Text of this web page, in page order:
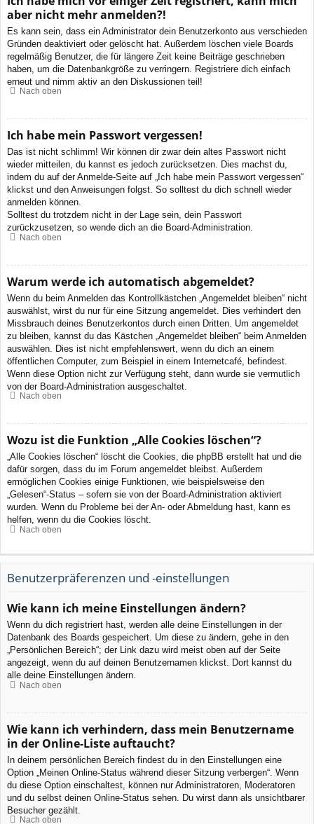
aber nicht mehr anmelden?!
Es kann sein, dass ein Administrator dein Benutzerkonto aus verschieden
Gründen deaktiviert oder gelöscht hat. Außerdem löschen viele Boards
regelmäßig Benutzer, die für längere Zeit keine Beiträge geschrieben
haben, um die Datenbankgröße zu verringern. Registriere dich einfach
erneut und nimm aktiv an den Diskussionen teil!
Nach oben
Ich habe mein Passwort vergessen!
Das ist nicht schlimm! Wir können dir zwar dein altes Passwort nicht
wieder mitteilen, du kannst es jedoch zurücksetzen. Dies machst du,
indem du auf der Anmelde-Seite auf „Ich habe mein Passwort vergessen“
klickst und den Anweisungen folgst. So solltest du dich schnell wieder
anmelden können.
Solltest du trotzdem nicht in der Lage sein, dein Passwort
zurückzusetzen, so wende dich an die Board-Administration.
Nach oben
Warum werde ich automatisch abgemeldet?
Wenn du beim Anmelden das Kontrollkästchen „Angemeldet bleiben“ nicht
auswählst, wirst du nur für eine Sitzung angemeldet. Dies verhindert den
Missbrauch deines Benutzerkontos durch einen Dritten. Um angemeldet
zu bleiben, kannst du das Kästchen „Angemeldet bleiben“ beim Anmelden
auswählen. Dies ist nicht empfehlenswert, wenn du dich an einem
öffentlichen Computer, zum Beispiel in einem Internetcafé, befindest.
Wenn diese Option nicht zur Verfügung steht, dann wurde sie vermutlich
von der Board-Administration ausgeschaltet.
Nach oben
Wozu ist die Funktion „Alle Cookies löschen“?
„Alle Cookies löschen“ löscht die Cookies, die phpBB erstellt hat und die
dafür sorgen, dass du im Forum angemeldet bleibst. Außerdem
ermöglichen Cookies einige Funktionen, wie beispielsweise den
„Gelesen“-Status – sofern sie von der Board-Administration aktiviert
wurden. Wenn du Probleme bei der An- oder Abmeldung hast, kann es
helfen, wenn du die Cookies löscht.
Nach oben
Benutzerpräferenzen und -einstellungen
Wie kann ich meine Einstellungen ändern?
Wenn du dich registriert hast, werden alle deine Einstellungen in der
Datenbank des Boards gespeichert. Um diese zu ändern, gehe in den
„Persönlichen Bereich“; der Link dazu wird meist oben auf der Seite
angezeigt, wenn du auf deinen Benutzernamen klickst. Dort kannst du
alle deine Einstellungen ändern.
Nach oben
Wie kann ich verhindern, dass mein Benutzername
in der Online-Liste auftaucht?
In deinem persönlichen Bereich findest du in den Einstellungen eine
Option „Meinen Online-Status während dieser Sitzung verbergen“. Wenn
du diese Option einschaltest, können nur Administratoren, Moderatoren
und du selbst deinen Online-Status sehen. Du wirst dann als unsichtbarer
Besucher gezählt.
Nach oben